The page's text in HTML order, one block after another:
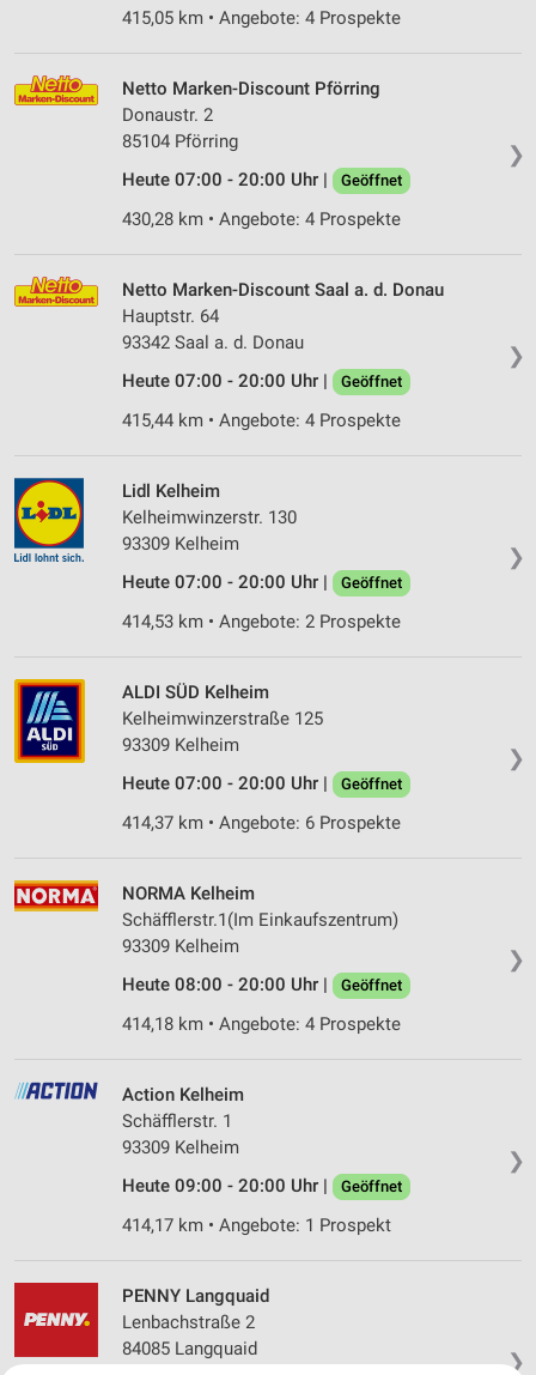
415,05 km • Angebote: 4 Prospekte
❯
Netto Marken-Discount Pförring
Donaustr. 2
85104 Pförring
Heute 07:00 - 20:00 Uhr |
Geöffnet
430,28 km • Angebote: 4 Prospekte
❯
Netto Marken-Discount Saal a. d. Donau
Hauptstr. 64
93342 Saal a. d. Donau
Heute 07:00 - 20:00 Uhr |
Geöffnet
415,44 km • Angebote: 4 Prospekte
❯
Lidl Kelheim
Kelheimwinzerstr. 130
93309 Kelheim
Heute 07:00 - 20:00 Uhr |
Geöffnet
414,53 km • Angebote: 2 Prospekte
❯
ALDI SÜD Kelheim
Kelheimwinzerstraße 125
93309 Kelheim
Heute 07:00 - 20:00 Uhr |
Geöffnet
414,37 km • Angebote: 6 Prospekte
❯
NORMA Kelheim
Schäfflerstr.1(Im Einkaufszentrum)
93309 Kelheim
Heute 08:00 - 20:00 Uhr |
Geöffnet
414,18 km • Angebote: 4 Prospekte
❯
Action Kelheim
Schäfflerstr. 1
93309 Kelheim
Heute 09:00 - 20:00 Uhr |
Geöffnet
414,17 km • Angebote: 1 Prospekt
❯
PENNY Langquaid
Lenbachstraße 2
84085 Langquaid